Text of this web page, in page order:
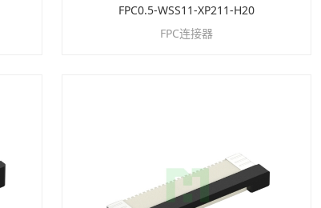
FPC0.5-WSS11-XP211-H20
FPC连接器